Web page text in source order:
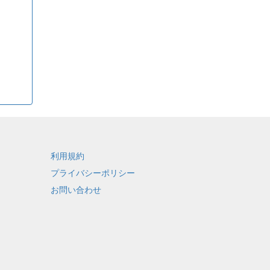
利用規約
プライバシーポリシー
お問い合わせ